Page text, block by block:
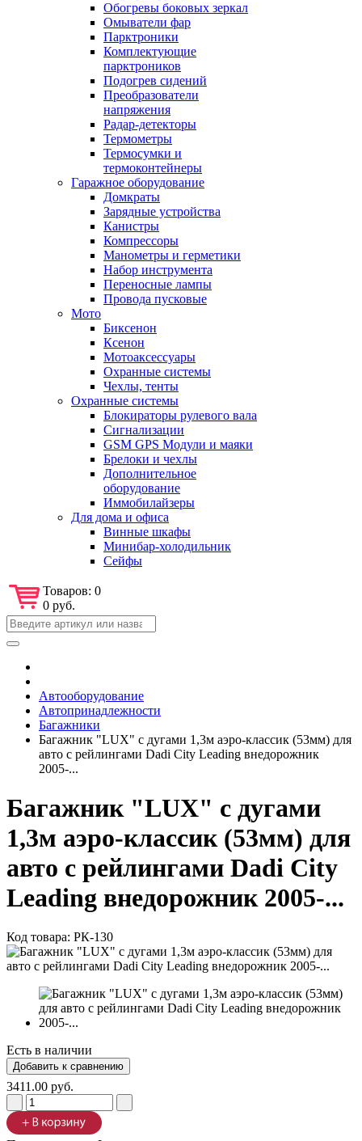
Обогревы боковых зеркал
Омыватели фар
Парктроники
Комплектующие
парктроников
Подогрев сидений
Преобразователи
напряжения
Радар-детекторы
Термометры
Термосумки и
термоконтейнеры
Гаражное оборудование
Домкраты
Зарядные устройства
Канистры
Компрессоры
Манометры и герметики
Набор инструмента
Переносные лампы
Провода пусковые
Мото
Биксенон
Ксенон
Мотоаксессуары
Охранные системы
Чехлы, тенты
Охранные системы
Блокираторы рулевого вала
Сигнализации
GSM GPS Модули и маяки
Брелоки и чехлы
Дополнительное
оборудование
Иммобилайзеры
Для дома и офиса
Винные шкафы
Минибар-холодильник
Сейфы
Товаров: 0
0 руб.
Автооборудование
Автопринадлежности
Багажники
Багажник "LUX" с дугами 1,3м аэро-классик (53мм) для
авто с рейлингами Dadi City Leading внедорожник
2005-...
Багажник "LUX" с дугами
1,3м аэро-классик (53мм) для
авто с рейлингами Dadi City
Leading внедорожник 2005-...
Код товара: РК-130
Есть в наличии
3411.00 руб.